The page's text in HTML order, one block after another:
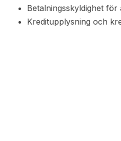
Betalningsskyldighet
Kreditupplysning och